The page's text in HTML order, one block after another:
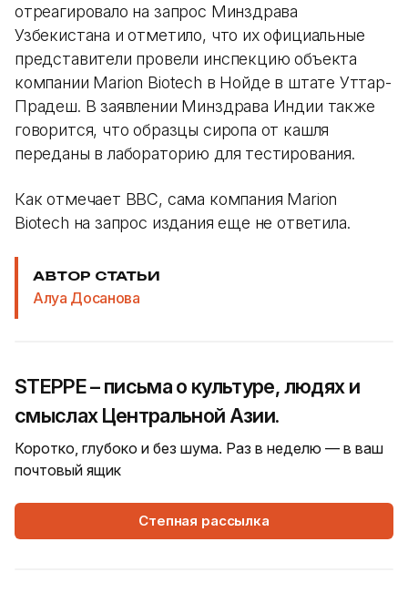
отреагировало на запрос Минздрава
Узбекистана и отметило, что их официальные
представители провели инспекцию объекта
компании Marion Biotech в Нойде в штате Уттар-
Прадеш. В заявлении Минздрава Индии также
говорится, что образцы сиропа от кашля
переданы в лабораторию для тестирования.
Как отмечает BBC, сама компания Marion
Biotech на запрос издания еще не ответила.
АВТОР СТАТЬИ
Алуа Досанова
STEPPE – письма о культуре, людях и
смыслах Центральной Азии.
Коротко, глубоко и без шума. Раз в неделю — в ваш
почтовый ящик
Степная рассылка